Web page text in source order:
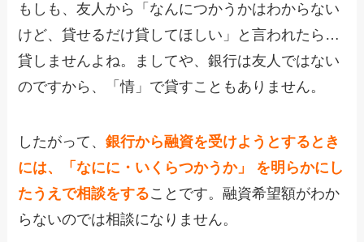
もしも、友人から「なんにつかうかはわからない
けど、貸せるだけ貸してほしい」と言われたら…
貸しませんよね。ましてや、銀行は友人ではない
のですから、「情」で貸すこともありません。
したがって、銀行から融資を受けようとするとき
には、「なにに・いくらつかうか」 を明らかにし
たうえで相談をすることです。融資希望額がわか
らないのでは相談になりません。